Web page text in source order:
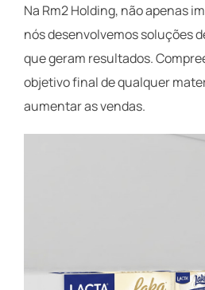
Na Rm2 Holding, não apenas
nós desenvolvemos soluções
que geram resultados.
objetivo final de qualquer
aumentar as vendas.